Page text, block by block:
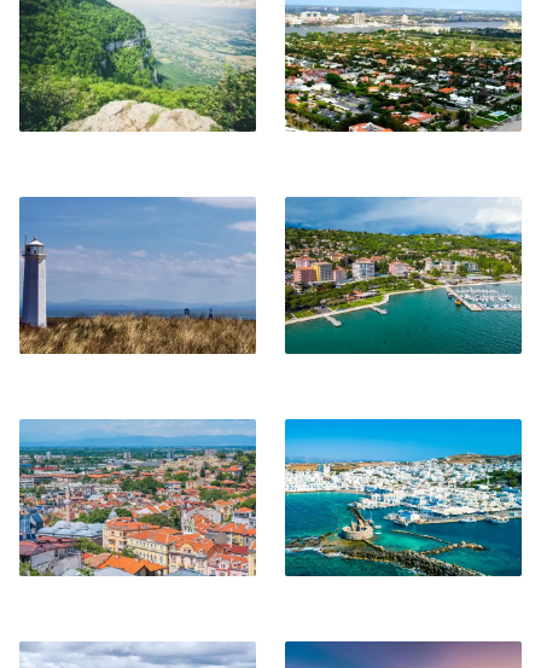
Barrow-in-Furness Portorose
Plovdiv Paros
Stavanger Sarajevo